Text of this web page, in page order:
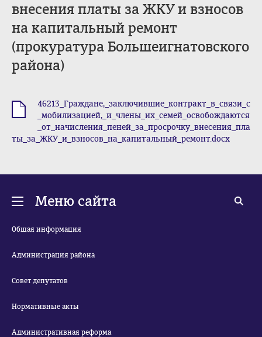
внесения платы за ЖКУ и взносов
на капитальный ремонт
(прокуратура Большеигнатовского
района)
46213_Граждане,_заключившие_контракт_в_связи_с
_мобилизацией,_и_члены_их_семей_освобождаются
_от_начисления_пеней_за_просрочку_внесения_пла
ты_за_ЖКУ_и_взносов_на_капитальный_ремонт.docx
Меню сайта
Общая информация
Администрация района
Совет депутатов
Нормативные акты
Административная реформа